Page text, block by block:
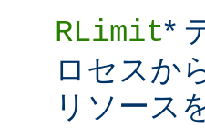
RLimit*
ロセスか
リソース